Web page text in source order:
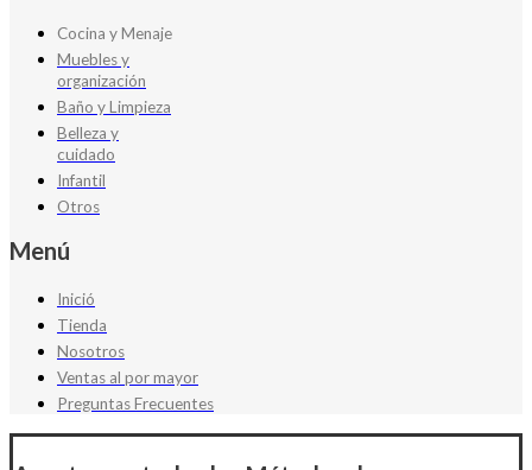
Cocina y Menaje
Muebles y
organización
Baño y Limpieza
Belleza y
cuidado
Infantil
Otros
Menú
Inició
Tienda
Nosotros
Ventas al por mayor
Preguntas Frecuentes